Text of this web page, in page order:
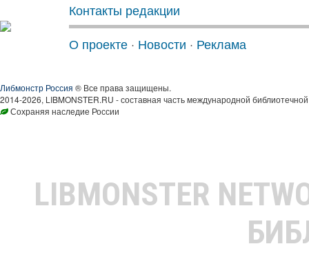
Контакты редакции
О проекте · Новости · Реклама
Либмонстр Россия ® Все права защищены.
2014-2026, LIBMONSTER.RU - составная часть международной
Сохраняя наследие России
LIBMONSTER